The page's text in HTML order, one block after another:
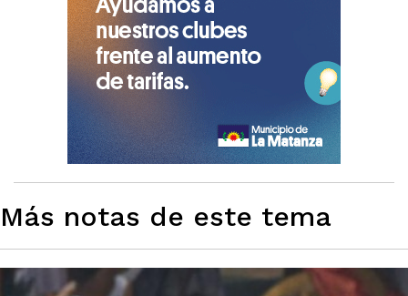
Más notas de este tema